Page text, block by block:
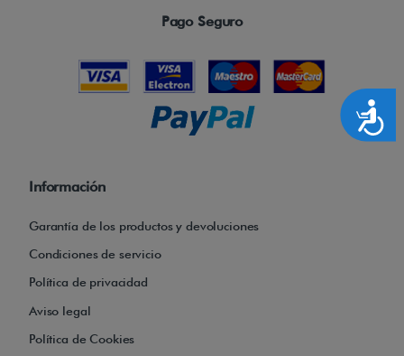
Accesibilidad
Pago Seguro
Información
Garantía de los productos y devoluciones
Condiciones de servicio
Política de privacidad
Aviso legal
Política de Cookies